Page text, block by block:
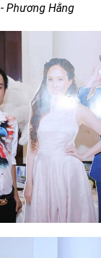
- Phương Hằng